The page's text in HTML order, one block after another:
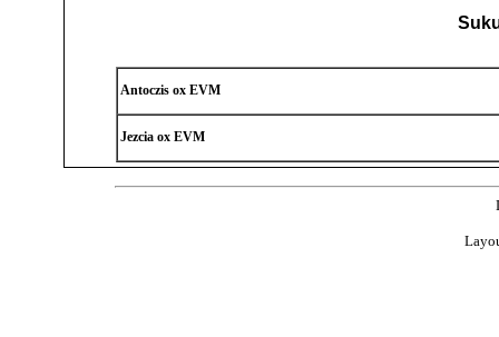
Antoczis ox EVM
Jezcia ox EVM